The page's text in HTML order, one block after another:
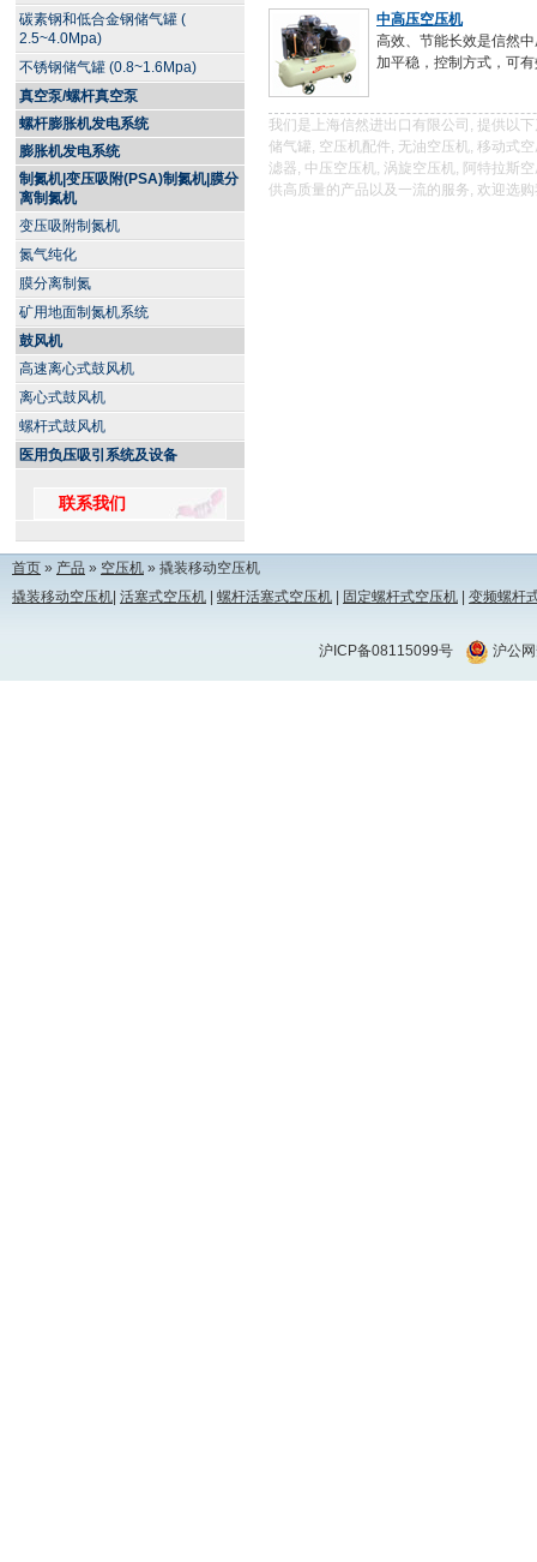
碳素钢和低合金钢储气罐 (
2.5~4.0Mpa)
不锈钢储气罐 (0.8~1.6Mpa)
真空泵/螺杆真空泵
螺杆膨胀机发电系统
膨胀机发电系统
制氮机|变压吸附(PSA)制氮机|膜分
离制氮机
变压吸附制氮机
氮气纯化
膜分离制氮
矿用地面制氮机系统
鼓风机
高速离心式鼓风机
离心式鼓风机
螺杆式鼓风机
医用负压吸引系统及设备
联系我们
中高压空压机
高效、节能长效是信然
加平稳，控制方式，可
我们是上海信然进出口有限公司, 提供以
储气罐, 空压机配件, 无油空压机, 移动式
滤器, 中压空压机, 涡旋空压机, 阿特拉斯
供高质量的产品以及一流的服务, 欢迎选
首页 » 产品 » 空压机 » 撬装移动空压机
撬装移动空压机 活塞式空压机 螺杆活塞式空压机 固定螺杆式空压机 变频螺杆
沪ICP备08115099号 沪公